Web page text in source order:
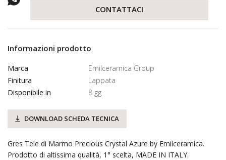
CONTATTACI
Informazioni prodotto
Marca
Emilceramica Group
Finitura
Lappata
Disponibile in
8 gg
DOWNLOAD SCHEDA TECNICA
Gres Tele di Marmo Precious Crystal Azure by Emilceramica.
Prodotto di altissima qualità, 1° scelta, MADE IN ITALY.